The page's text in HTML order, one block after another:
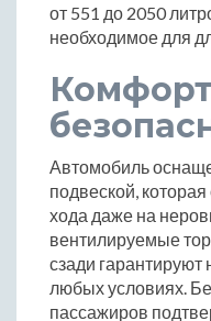
от 551 до 2050
необходимое для
Автомобиль
подвеской,
хода даже на
вентилируемые
сзади
любых условиях.
пассажиров